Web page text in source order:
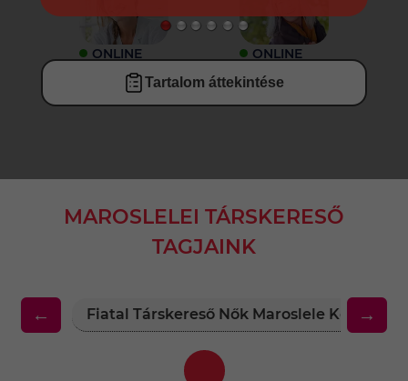
ONLINE ONLINE
Tartalom áttekintése
MAROSLELEI TÁRSKERESŐ
TAGJAINK
← Fiatal Társkereső Nők Maroslele →